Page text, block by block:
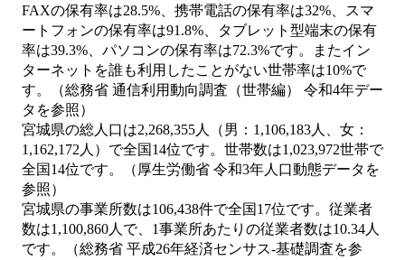
FAXの保有率は28.5%、携帯電話の保有率は32%、スマ
ートフォンの保有率は91.8%、タブレット型端末の保有
率は39.3%、パソコンの保有率は72.3%です。またイン
ターネットを誰も利用したことがない世帯率は10%で
す。（総務省 通信利用動向調査（世帯編） 令和4年デー
タを参照）
宮城県の総人口は2,268,355人（男：1,106,183人、女：
1,162,172人）で全国14位です。世帯数は1,023,972世帯で
全国14位です。（厚生労働省 令和3年人口動態データを
参照）
宮城県の事業所数は106,438件で全国17位です。従業者
数は1,100,860人で、1事業所あたりの従業者数は10.34人
です。（総務省 平成26年経済センサス‐基礎調査を参